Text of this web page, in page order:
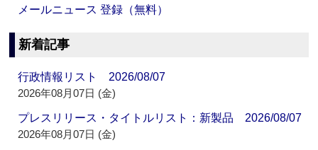
メールニュース 登録（無料）
新着記事
行政情報リスト 2026/08/07
2026年08月07日 (金)
プレスリリース・タイトルリスト：新製品 2026/08/07
2026年08月07日 (金)